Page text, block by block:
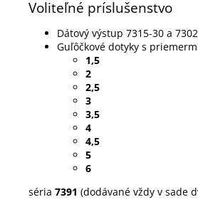
Voliteľné príslušenstvo
Dátový výstup 7315-30 a
Guľôčkové dotyky s
1,5
2
2,5
3
3,5
4
4,5
5
6
séria 7391 (dodávané vždy v sade